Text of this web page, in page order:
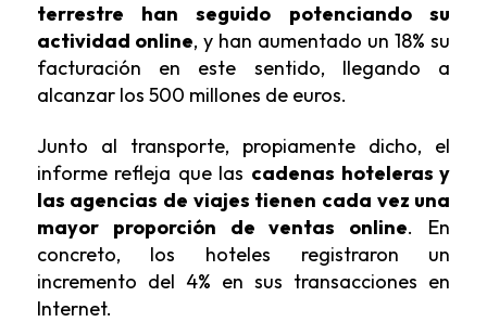
terrestre han seguido potenciando su
actividad online, y han aumentado un 18% su
facturación en este sentido, llegando a
alcanzar los 500 millones de euros.
Junto al transporte, propiamente dicho, el
informe refleja que las cadenas hoteleras y
las agencias de viajes tienen cada vez una
mayor proporción de ventas online. En
concreto, los hoteles registraron un
incremento del 4% en sus transacciones en
Internet.